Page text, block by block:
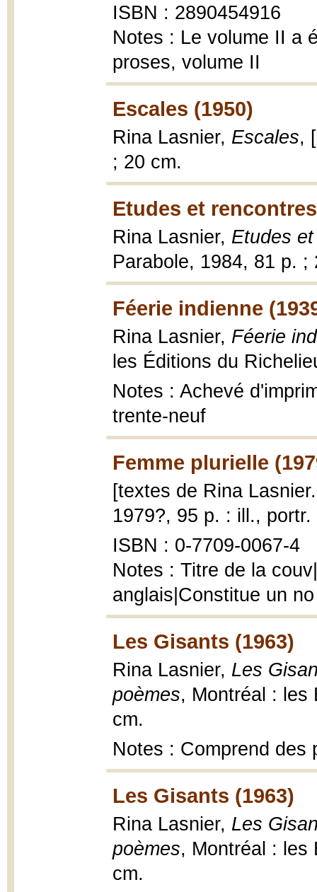
ISBN : 2890454916
Notes : Le volume II a
proses, volume II
Escales (1950)
Rina Lasnier, Escales,
; 20 cm.
Etudes et
Rina Lasnier, Etudes
Parabole, 1984, 81 p. ;
Féerie indienne
Rina Lasnier, Féerie
les Éditions du
Notes : Achevé
trente-neuf
Femme plurielle
[textes de Rina
1979?, 95 p. : ill.,
ISBN : 0-7709-0067-4
Notes : Titre de la
anglais|Constitue un
Les Gisants (1963)
Rina Lasnier, Les
poèmes, Montréal : les
cm.
Notes : Comprend des
Les Gisants (1963)
Rina Lasnier, Les
poèmes, Montréal : les
cm.